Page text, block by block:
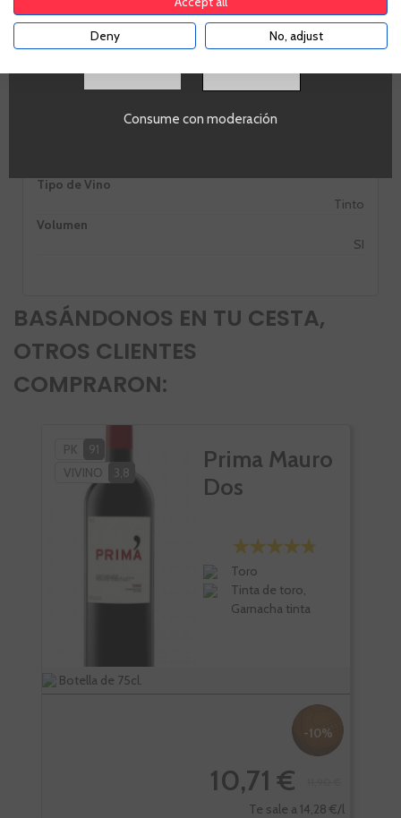
Pais
Tipo de Vino
Tinto
Volumen
SI
BASÁNDONOS EN TU CESTA,
OTROS CLIENTES
COMPRARON:
PK
91
VIVINO
3,8
Prima Mauro
Dos
Toro
Tinta de toro,
Garnacha tinta
Botella de 75cl.
-10%
10,71 €
Te sale a 14,28 €/l
Consume con moderación
Deny No, adjust